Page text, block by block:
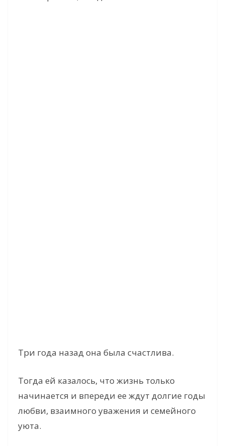
Три года назад она была счастлива.
Тогда ей казалось, что жизнь только
начинается и впереди ее ждут долгие годы
любви, взаимного уважения и семейного
уюта.